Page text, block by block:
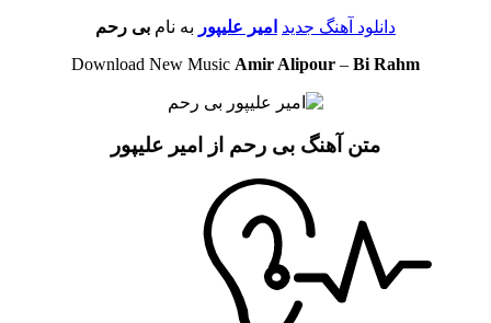
دانلود آهنگ جدید امیر علیپور به نام بی رحم
Download New Music Amir Alipour – Bi Rahm
متن آهنگ بی رحم از امیر علیپور